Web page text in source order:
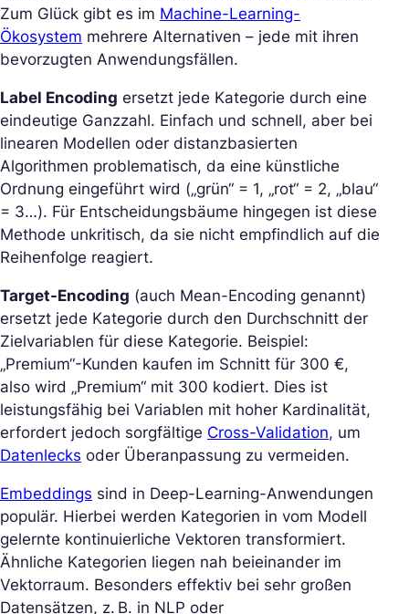
Zum Glück gibt es im Machine-Learning-
Ökosystem mehrere Alternativen – jede mit ihren
bevorzugten Anwendungsfällen.
Label Encoding ersetzt jede Kategorie durch eine
eindeutige Ganzzahl. Einfach und schnell, aber bei
linearen Modellen oder distanzbasierten
Algorithmen problematisch, da eine künstliche
Ordnung eingeführt wird („grün“ = 1, „rot“ = 2, „blau“
= 3…). Für Entscheidungsbäume hingegen ist diese
Methode unkritisch, da sie nicht empfindlich auf die
Reihenfolge reagiert.
Target-Encoding (auch Mean-Encoding genannt)
ersetzt jede Kategorie durch den Durchschnitt der
Zielvariablen für diese Kategorie. Beispiel:
„Premium“-Kunden kaufen im Schnitt für 300 €,
also wird „Premium“ mit 300 kodiert. Dies ist
leistungsfähig bei Variablen mit hoher Kardinalität,
erfordert jedoch sorgfältige Cross-Validation, um
Datenlecks oder Überanpassung zu vermeiden.
Embeddings sind in Deep-Learning-Anwendungen
populär. Hierbei werden Kategorien in vom Modell
gelernte kontinuierliche Vektoren transformiert.
Ähnliche Kategorien liegen nah beieinander im
Vektorraum. Besonders effektiv bei sehr großen
Datensätzen, z. B. in NLP oder